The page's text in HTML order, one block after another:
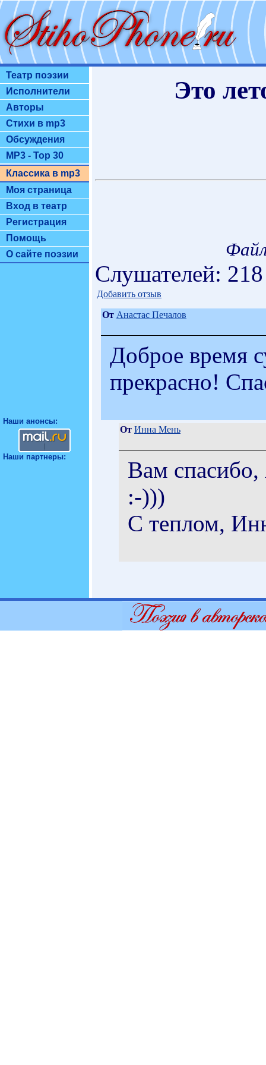
Театр поэзии
Исполнители
Авторы
Стихи в mp3
Обсуждения
MP3 - Top 30
Классика в mp3
Моя страница
Вход в театр
Регистрация
Помощь
О сайте поэзии
Наши анонсы:
Наши партнеры:
Это
Слушателей:
Добавить отзыв
От Анастас Печалов
Доброе время
прекрасно!
От Инна Мень
Вам спасибо,
:-)))
С теплом,